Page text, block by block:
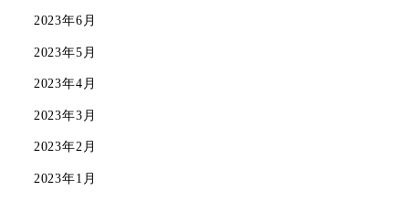
2023年6月
2023年5月
2023年4月
2023年3月
2023年2月
2023年1月